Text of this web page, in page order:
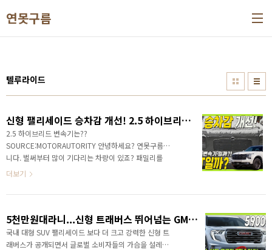
연못구름
텔루라이드
신형 팰리세이드 승차감 개선! 2.5 하이브리드는 DCT일까? 8단 자동변속기일까?
2.5 하이브리드 변속기는??
SOURCE:MOTORAUTORITY 안녕하세요? 연못구름입
니다. 벌써부터 많이 기다리는 차량이 있죠? 패밀리를
위한 최고의 SUV는 바로 #팰리세이드 인데요. 팰리세이
상되는 가운데 팰리세이드 테스트 차량이 포착되고 있
는데.. SOURCE:CARSCOOPS.COM 최근 실내 공간의
핵심인 운전자 공간까지 포착이 되면서 관심이 증폭되
었죠? 영상으로 정확한 정보를 가장 먼저 만나보세요!
더보기
5천만원대라니...신형 트래버스 뛰어넘는 GMC 아카디아!
국내 대형 SUV 팰리세이드 보다 더 크고 강력한 신형 트
래버스가 공개되면서 글로벌 소비자들의 가슴을 설레게